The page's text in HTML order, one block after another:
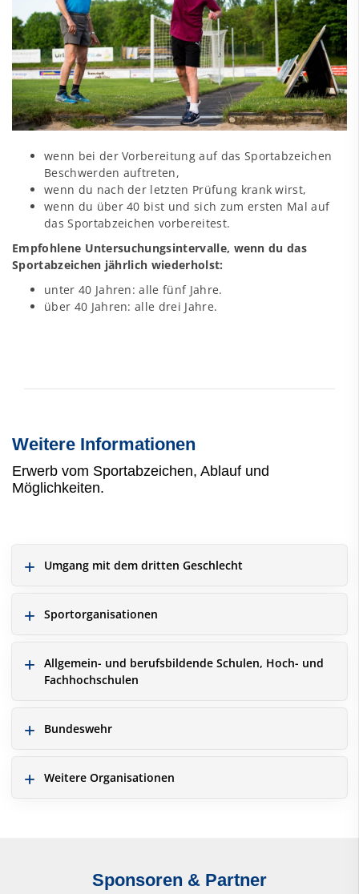
wenn bei der Vorbereitung auf das Sportabzeichen
Beschwerden auftreten,
wenn du nach der letzten Prüfung krank wirst,
wenn du über 40 bist und sich zum ersten Mal auf
das Sportabzeichen vorbereitest.
Empfohlene Untersuchungsintervalle, wenn du das
Sportabzeichen jährlich wiederholst:
unter 40 Jahren: alle fünf Jahre.
über 40 Jahren: alle drei Jahre.
Weitere Informationen
Erwerb vom Sportabzeichen, Ablauf und
Möglichkeiten.
Umgang mit dem dritten Geschlecht
Sportorganisationen
Allgemein- und berufsbildende Schulen, Hoch- und
Fachhochschulen
Bundeswehr
Weitere Organisationen
Sponsoren & Partner